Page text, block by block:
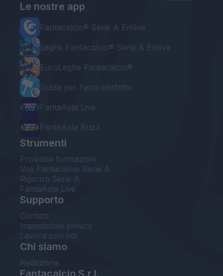
Le nostre app
Fantacalcio® Serie A Enilive
Leghe Fantacalcio® Serie A Enilive
EuroLeghe Fantacalcio®
Guida per l'asta perfetta
FantaAsta Live
FantaAsta Buzz
Strumenti
Probabili formazioni
Voti Fantacalcio Serie A
Rigoristi Serie A
FantaAsta Live
Supporto
Contatti
Impostazioni privacy
Lavora con noi
Chi siamo
Redazione